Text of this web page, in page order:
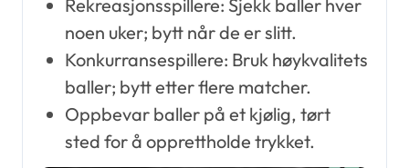
Rekreasjonsspillere: Sjekk baller hver
noen uker; bytt når de er slitt.
Konkurransespillere: Bruk høykvalitets
baller; bytt etter flere matcher.
Oppbevar baller på et kjølig, tørt
sted for å opprettholde trykket.